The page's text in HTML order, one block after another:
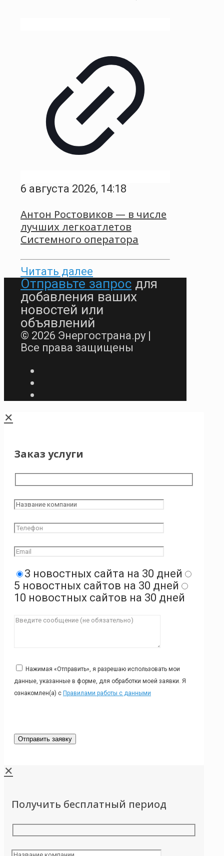
6 августа 2026, 14:18
Антон Ростовиков — в числе
лучших легкоатлетов
Системного оператора
Читать далее
Отправьте запрос для
добавления ваших
новостей или
объявлений
© 2026 Энергострана.ру |
Все права защищены
✕
Заказ услуги
3 новостных сайта на 30 дней
5 новостных сайтов на 30 дней
10 новостных сайтов на 30 дней
Нажимая «Отправить», я разрешаю использовать мои
данные, указанные в форме, для обработки моей заявки. Я
ознакомлен(а) с Правилами работы с данными
✕
Получить бесплатный период